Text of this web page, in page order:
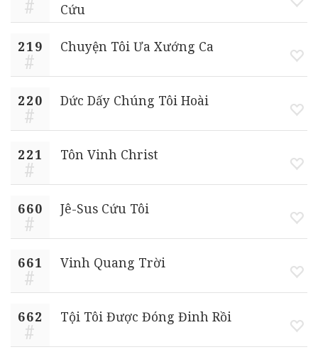
Cứu
219 Chuyện Tôi Ưa Xướng Ca
220 Dức Dấy Chúng Tôi Hoài
221 Tôn Vinh Christ
660 Jê-Sus Cứu Tôi
661 Vinh Quang Trời
662 Tội Tôi Được Đóng Đinh Rồi